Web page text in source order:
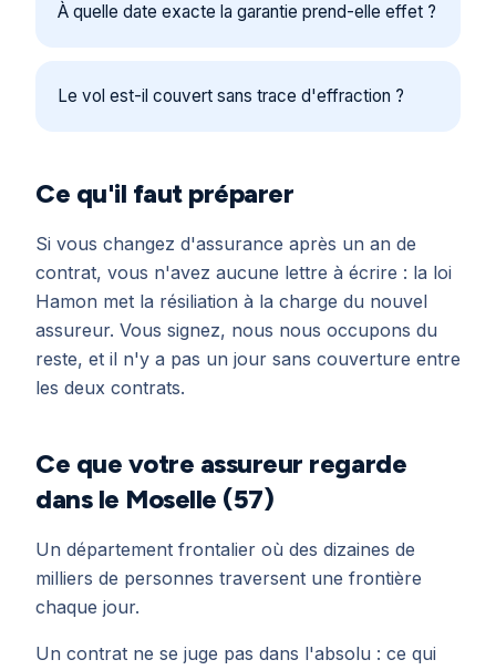
À quelle date exacte la garantie prend-elle effet ?
Le vol est-il couvert sans trace d'effraction ?
Ce qu'il faut préparer
Si vous changez d'assurance après un an de
contrat, vous n'avez aucune lettre à écrire : la loi
Hamon met la résiliation à la charge du nouvel
assureur. Vous signez, nous nous occupons du
reste, et il n'y a pas un jour sans couverture entre
les deux contrats.
Ce que votre assureur regarde
dans le Moselle (57)
Un département frontalier où des dizaines de
milliers de personnes traversent une frontière
chaque jour.
Un contrat ne se juge pas dans l'absolu : ce qui